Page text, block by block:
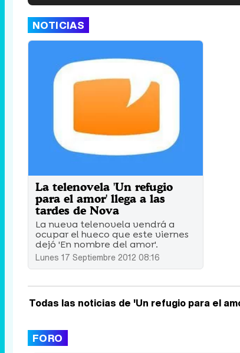
NOTICIAS
La telenovela 'Un refugio
para el amor' llega a las
tardes de Nova
La nueva telenovela vendrá a
ocupar el hueco que este viernes
dejó 'En nombre del amor'.
Lunes 17 Septiembre 2012 08:16
Todas las noticias de 'Un refugio para el
FORO